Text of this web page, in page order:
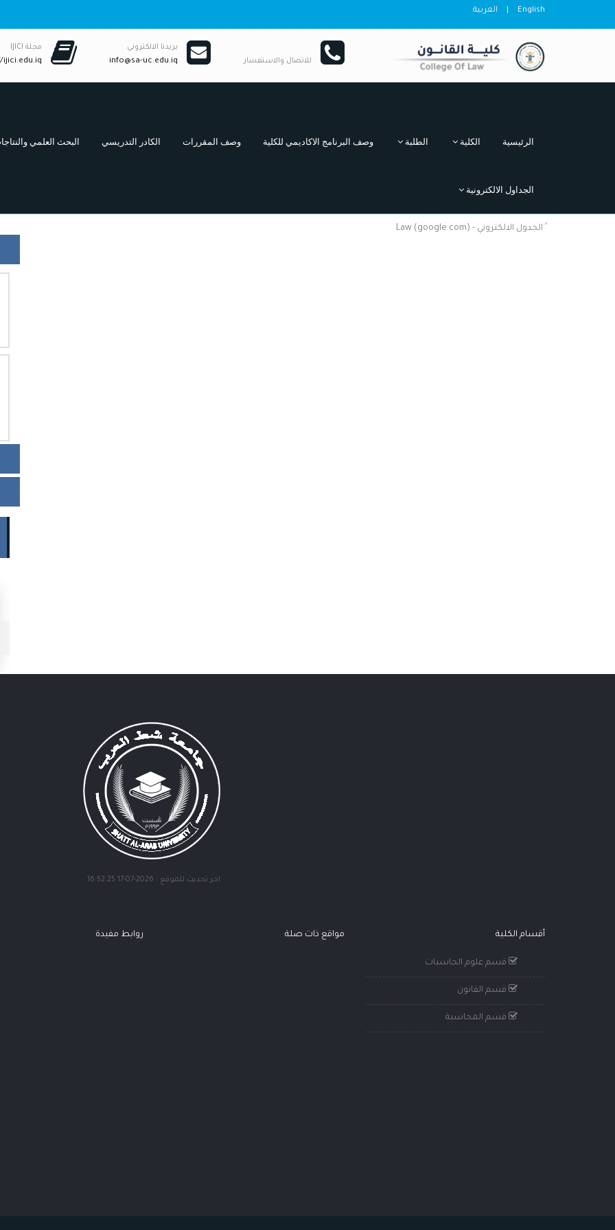
English العربية
للاتصال والاستفسار
بريدنا الالكتروني
info@sa-uc.edu.iq
مجلة IJICI
ijici.edu.iq
الرئيسية الكلية الطلبة وصف البرنامج الاكاديمي للكلية وصف المقررات الكادر التدريسي البحث العلمي
الجداول الالكترونية
ُ الجدول الالكتروني - Law (google.com)
اخر تحديث للموقع : 2026-07-17 16:52:25
أقسام الكلية
قسم علوم الحاسبات
قسم القانون
قسم المحاسبة
مواقع ذات صلة روابط مفيدة